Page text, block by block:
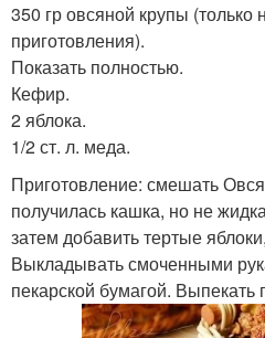
350 гр овсяной крупы (только
приготовления).
Показать полностью.
Кефир.
2 яблока.
1/2 ст. л. меда.
Приготовление: смешать
получилась кашка, но не
затем добавить тертые
Выкладывать смоченными
пекарской бумагой.